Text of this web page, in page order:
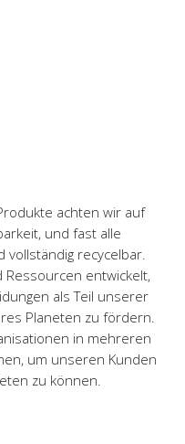
achten wir auf
und fast alle
recycelbar.
Ressourcen entwickelt,
als Teil unserer
Planeten zu fördern.
in mehreren
um unseren Kunden
zu können.